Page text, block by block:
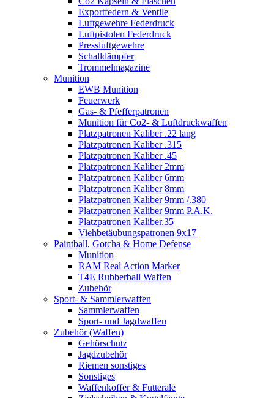
Exportfedern & Ventile
Luftgewehre Federdruck
Luftpistolen Federdruck
Pressluftgewehre
Schalldämpfer
Trommelmagazine
Munition
EWB Munition
Feuerwerk
Gas- & Pfefferpatronen
Munition für Co2- & Luftdruckwaffen
Platzpatronen Kaliber .22 lang
Platzpatronen Kaliber .315
Platzpatronen Kaliber .45
Platzpatronen Kaliber 2mm
Platzpatronen Kaliber 6mm
Platzpatronen Kaliber 8mm
Platzpatronen Kaliber 9mm /.380
Platzpatronen Kaliber 9mm P.A.K.
Platzpatronen Kaliber.35
Viehbetäubungspatronen 9x17
Paintball, Gotcha & Home Defense
Munition
RAM Real Action Marker
T4E Rubberball Waffen
Zubehör
Sport- & Sammlerwaffen
Sammlerwaffen
Sport- und Jagdwaffen
Zubehör (Waffen)
Gehörschutz
Jagdzubehör
Riemen sonstiges
Sonstiges
Waffenkoffer & Futterale